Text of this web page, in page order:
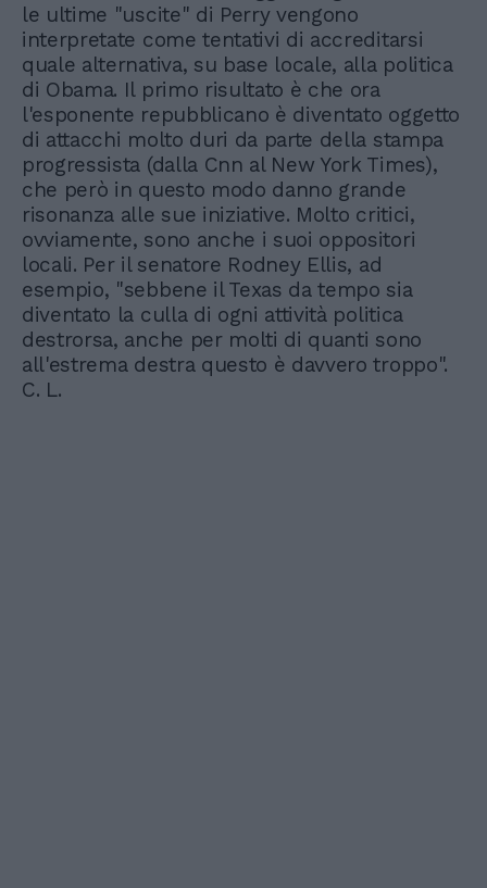
le ultime "uscite" di Perry vengono
interpretate come tentativi di accreditarsi
quale alternativa, su base locale, alla politica
di Obama. Il primo risultato è che ora
l'esponente repubblicano è diventato oggetto
di attacchi molto duri da parte della stampa
progressista (dalla Cnn al New York Times),
che però in questo modo danno grande
risonanza alle sue iniziative. Molto critici,
ovviamente, sono anche i suoi oppositori
locali. Per il senatore Rodney Ellis, ad
esempio, "sebbene il Texas da tempo sia
diventato la culla di ogni attività politica
destrorsa, anche per molti di quanti sono
all'estrema destra questo è davvero troppo".
C. L.